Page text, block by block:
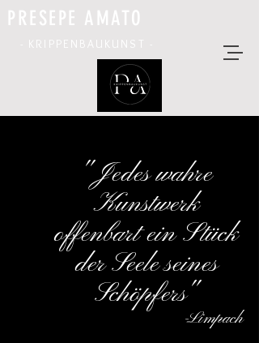
PRESEPE AMATO
- KRIPPENBAUKUNST -
" Jedes wahre
Kunstwerk
offenbart ein Stück
der Seele seines
Schöpfers"
-Limpach